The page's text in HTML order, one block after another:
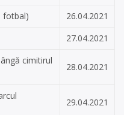
fotbal)
26.04.2021
27.04.2021
cimitirul
28.04.2021
29.04.2021